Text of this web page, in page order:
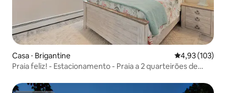
Casa ⋅ Brigantine 4,93 de uma
4,93 (103)
Praia feliz! - Estacionamento - Praia a 2 quarteirões de